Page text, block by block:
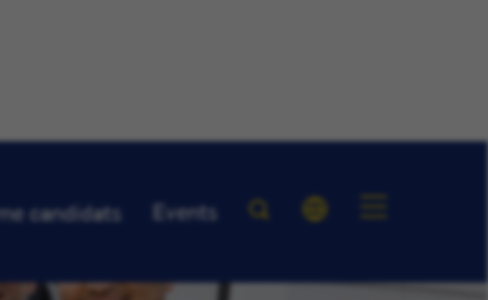
candidats Events